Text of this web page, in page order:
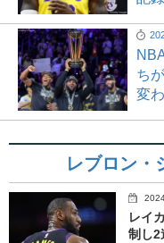
ち
変
レブロン・
レイ
制し